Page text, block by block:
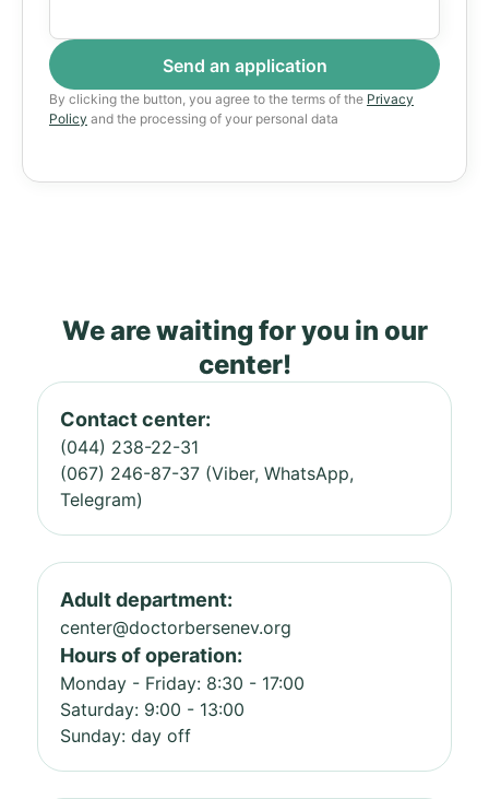
By clicking the button, you agree to the terms of the Privacy
Policy and the processing of your personal data
We are waiting for you in our
center!
Contact center:
(044) 238-22-31
(067) 246-87-37 (Viber, WhatsApp,
Telegram)
Adult department:
center@doctorbersenev.org
Hours of operation:
Monday - Friday: 8:30 - 17:00
Saturday: 9:00 - 13:00
Sunday: day off